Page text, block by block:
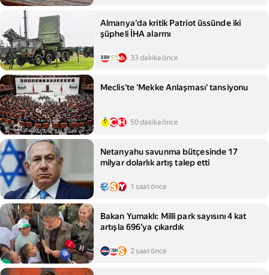
Almanya’da kritik Patriot üssünde iki
şüpheli İHA alarmı
33 dakika önce
Meclis'te 'Mekke Anlaşması' tansiyonu
50 dakika önce
Netanyahu savunma bütçesinde 17
milyar dolarlık artış talep etti
1 saat önce
Bakan Yumaklı: Milli park sayısını 4 kat
artışla 696'ya çıkardık
2 saat önce